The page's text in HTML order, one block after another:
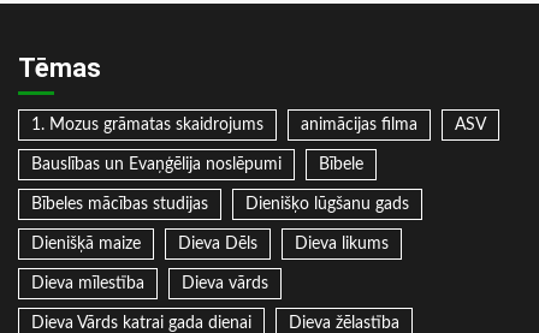
Tēmas
1. Mozus grāmatas skaidrojums animācijas filma ASV
Bauslības un Evaņģēlija noslēpumi Bībele
Bībeles mācības studijas Dienišķo lūgšanu gads
Dienišķā maize Dieva Dēls Dieva likums
Dieva mīlestība Dieva vārds
Dieva Vārds katrai gada dienai Dieva žēlastība